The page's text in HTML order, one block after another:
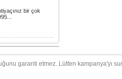
bir çok
garanti etmez. Lütfen kampanya'yı